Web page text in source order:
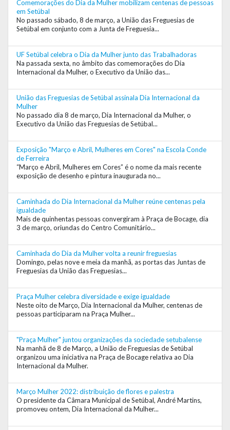
Comemorações do Dia da Mulher mobilizam centenas de pessoas
em Setúbal
No passado sábado, 8 de março, a União das Freguesias de
Setúbal em conjunto com a Junta de Freguesia...
UF Setúbal celebra o Dia da Mulher junto das Trabalhadoras
Na passada sexta, no âmbito das comemorações do Dia
Internacional da Mulher, o Executivo da União das...
União das Freguesias de Setúbal assinala Dia Internacional da
Mulher
No passado dia 8 de março, Dia Internacional da Mulher, o
Executivo da União das Freguesias de Setúbal...
Exposição "Março e Abril, Mulheres em Cores" na Escola Conde
de Ferreira
“Março e Abril, Mulheres em Cores” é o nome da mais recente
exposição de desenho e pintura inaugurada no...
Caminhada do Dia Internacional da Mulher reúne centenas pela
igualdade
Mais de quinhentas pessoas convergiram à Praça de Bocage, dia
3 de março, oriundas do Centro Comunitário...
Caminhada do Dia da Mulher volta a reunir freguesias
Domingo, pelas nove e meia da manhã, as portas das Juntas de
Freguesias da União das Freguesias...
Praça Mulher celebra diversidade e exige igualdade
Neste oito de Março, Dia Internacional da Mulher, centenas de
pessoas participaram na Praça Mulher...
"Praça Mulher" juntou organizações da sociedade setubalense
Na manhã de 8 de Março, a União de Freguesias de Setúbal
organizou uma iniciativa na Praça de Bocage relativa ao Dia
Internacional da Mulher.
Março Mulher 2022: distribuição de flores e palestra
O presidente da Câmara Municipal de Setúbal, André Martins,
promoveu ontem, Dia Internacional da Mulher...